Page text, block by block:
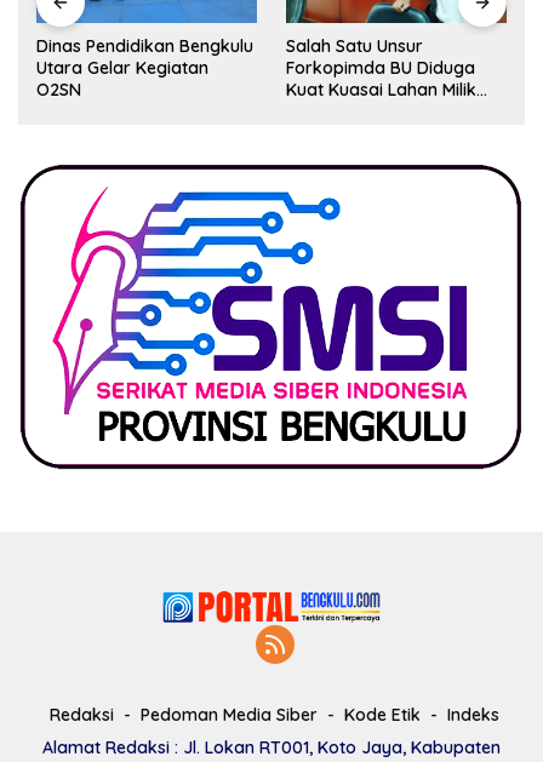
Dinas Pendidikan Bengkulu
Utara Gelar Kegiatan
O2SN
Salah Satu Unsur
Forkopimda BU Diduga
Kuat Kuasai Lahan Milik
Redaksi Pedoman Media Siber Kode Etik
Indeks
Alamat Redaksi : Jl. Lokan RT001, Koto Jaya, Kabupaten